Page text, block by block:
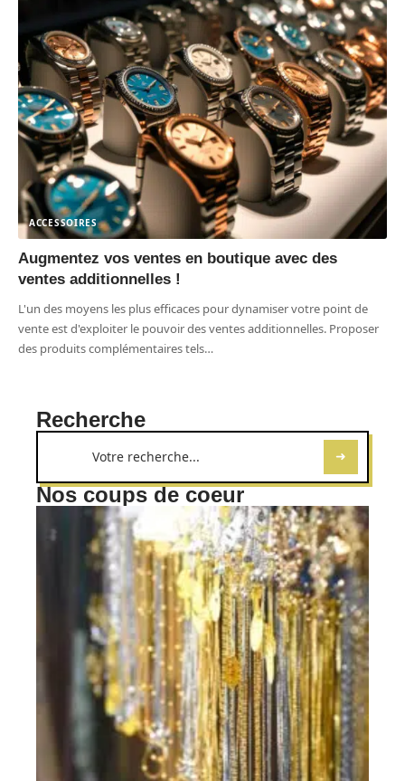
ACCESSOIRES
Augmentez vos ventes en boutique avec des
ventes additionnelles !
L'un des moyens les plus efficaces pour dynamiser votre point de
vente est d'exploiter le pouvoir des ventes additionnelles. Proposer
des produits complémentaires tels…
Recherche
Nos coups de coeur